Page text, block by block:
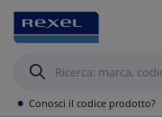
• Conosci il codice prodotto?
Prodotti /Illuminazione